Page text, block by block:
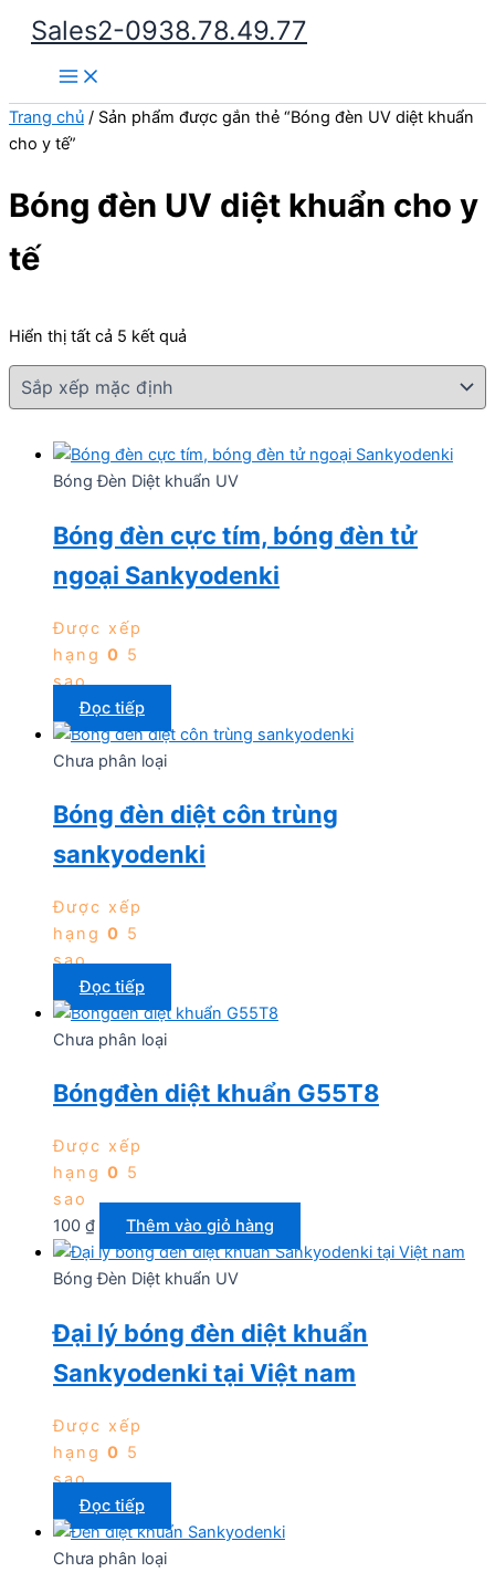
Nhảy
dung
Sales2-0938.78.49.77
Main
Menu
Trang chủ / Sản phẩm được gắn thẻ “Bóng đèn UV diệt khuẩn
cho y tế”
Bóng đèn UV diệt khuẩn cho y
tế
Hiển thị tất cả 5 kết quả
Bóng Đèn Diệt khuẩn UV
Bóng đèn cực tím, bóng đèn tử
ngoại Sankyodenki
Được xếp
hạng 0 5
sao
Đọc tiếp
Chưa phân loại
Bóng đèn diệt côn trùng
sankyodenki
Được xếp
hạng 0 5
sao
Đọc tiếp
Chưa phân loại
Bóngđèn diệt khuẩn G55T8
Được xếp
hạng 0 5
sao
100 ₫ Thêm vào giỏ hàng
Bóng Đèn Diệt khuẩn UV
Đại lý bóng đèn diệt khuẩn
Sankyodenki tại Việt nam
Được xếp
hạng 0 5
sao
Đọc tiếp
Chưa phân loại